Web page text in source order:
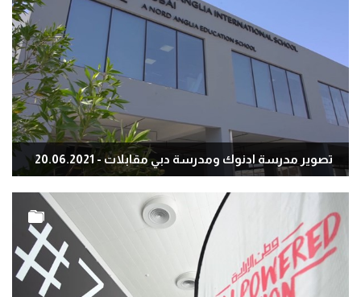
تصوير مدرسة ادنوك ومدرسة دبي مقابلات - 20.06.2021